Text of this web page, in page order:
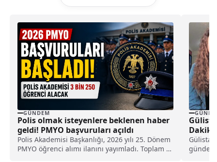
GÜNDEM
Polis olmak isteyenlere beklenen haber
geldi! PMYO başvuruları açıldı
Polis Akademisi Başkanlığı, 2026 yılı 25. Dönem
PMYO öğrenci alımı ilanını yayımladı. Toplam 3